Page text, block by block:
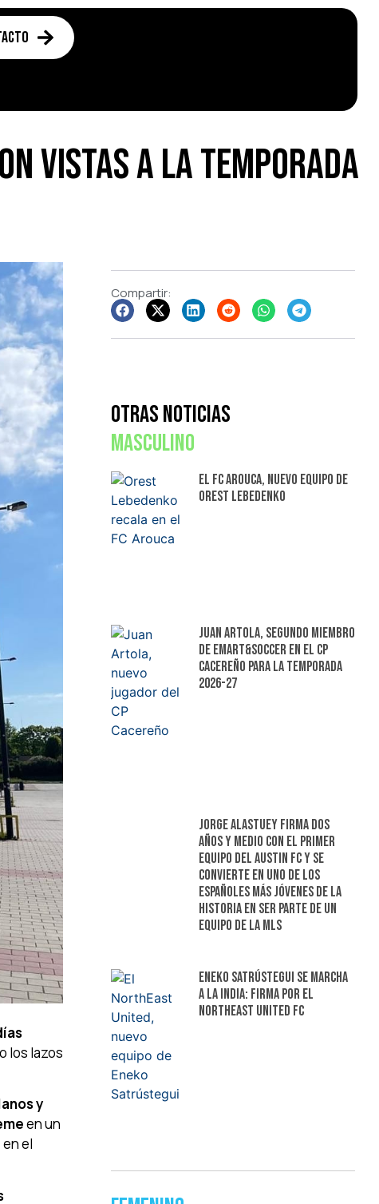
vistas a la temporada
los lazos
y
en un
en el
Compartir:
Otras Noticias
Masculino
El FC Arouca, nuevo equipo de
Orest Lebedenko
Juan Artola, segundo miembro
de Emart&Soccer en el CP
Cacereño para la temporada
2026-27
Jorge Alastuey firma dos
años y medio con el primer
equipo del Austin FC y se
convierte en uno de los
españoles más jóvenes de la
historia en ser parte de un
equipo de la MLS
Eneko Satrústegui se marcha
a la India: firma por el
NorthEast United FC